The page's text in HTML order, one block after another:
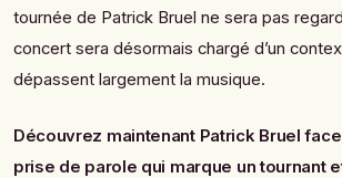
tournée de Patrick Bruel ne sera pas
concert sera désormais chargé d’un
dépassent largement la musique.
Découvrez maintenant Patrick Bruel
prise de parole qui marque un tournant